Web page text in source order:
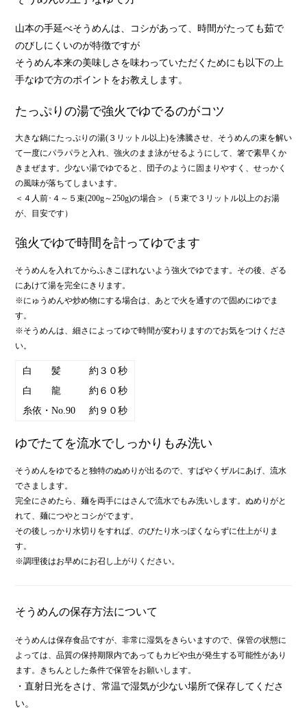
山本の手延べそうめんは、コシがあって、時間がたっても茹で
のびしにくいのが特徴ですが
そうめん本来の美味しさを味わっていただくためにも以下の上
手なゆで方のポイントをお教えします。
たっぷりの湯で強火でゆでるのがコツ
大きな鍋にたっぷりの湯(３リットル以上)を沸騰させ、そうめんの束を解い
て一度にパラパラと入れ、強火のまま泳がせるようにして、箸で素早くか
きまぜます。少ない湯でゆでると、団子のように固まりやすく、せっかく
の風味が落ちてしまいます。
＜４人前･４～５束(200g～250g)の場合＞（５束で３リットル以上のお湯
が、目安です）
強火でゆで時間を計ってゆでます
そうめんを入れてからふきこぼれないよう強火でゆでます。その後、ざる
にあけて湯を完全にきります。
※にゅうめんや炒め物にする場合は、あとで火を通すので固めにゆでま
す。
※そうめんは、細さによってゆで時間が変わりますのでお気をつけくださ
い。
白 髪
約３０秒
白 龍
約６０秒
糸依・No.90
約９０秒
ゆでたてを流水でしっかりもみ洗い
そうめんをゆでると独特のぬめりが出るので、すばやくザルにあげ、流水
でさまします。
完全にさめたら、麺を両手にはさんで流水でもみ洗いします。ぬめりがと
れて、麺につやとコシがでます。
その後しっかり水切りをすれば、のびたり水っぽくならずに仕上がりま
す。
※調理後はお早めにお召し上がりください。
そうめんの保存方法について
そうめんは保存食品ですが、非常に湿気をきらいますので、保管の状態に
よっては、品質の保持期限内であってもカビや虫が発生する可能性があり
ます。きちんとした条件で保管をお願いします。
・直射日光をさけ、常温で湿気が少ない場所で保存してくださ
い。